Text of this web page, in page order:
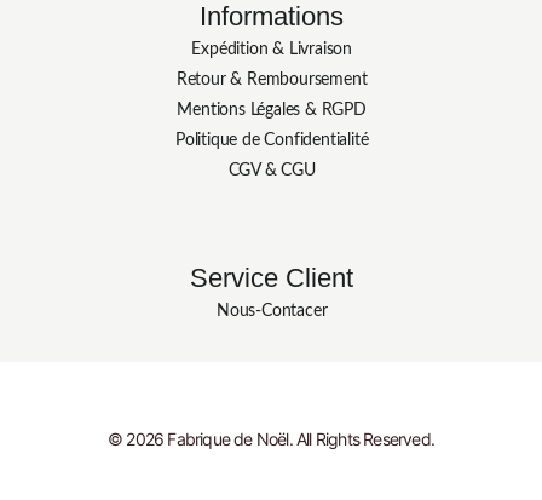
Informations
Expédition & Livraison
Retour & Remboursement
Mentions Légales & RGPD
Politique de Confidentialité
CGV & CGU
Service Client
Nous-Contacer
© 2026 Fabrique de Noël. All Rights Reserved.